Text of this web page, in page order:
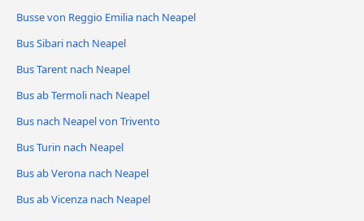
Busse von Reggio Emilia nach Neapel
Bus Sibari nach Neapel
Bus Tarent nach Neapel
Bus ab Termoli nach Neapel
Bus nach Neapel von Trivento
Bus Turin nach Neapel
Bus ab Verona nach Neapel
Bus ab Vicenza nach Neapel